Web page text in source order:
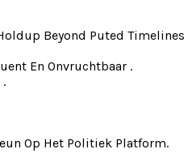
Beyond Puted Timelines
En Onvruchtbaar .
Op Het Politiek Platform.